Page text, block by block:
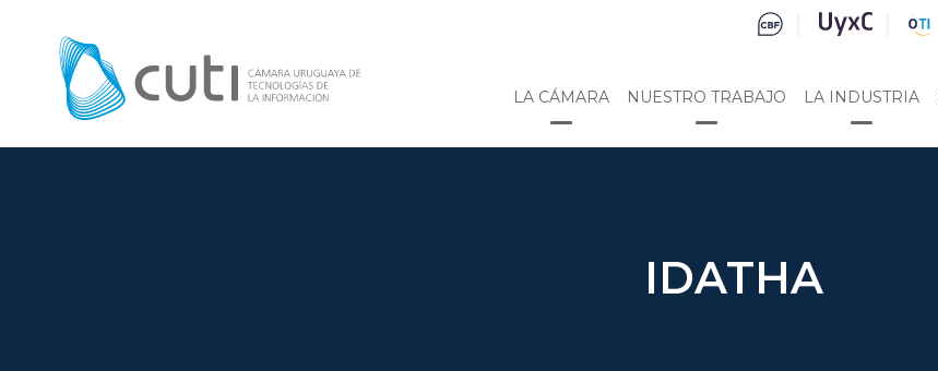
LA CÁMARA NUESTRO TRABAJO LA INDUSTRIA
IDATHA